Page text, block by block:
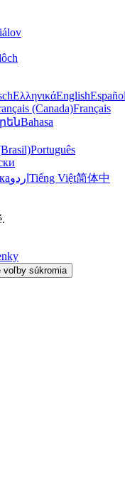
ΕλληνικάEnglish
(Canada)Français
Bahasa
Português
اردو Tiếng Việt简体中
voľby súkromia